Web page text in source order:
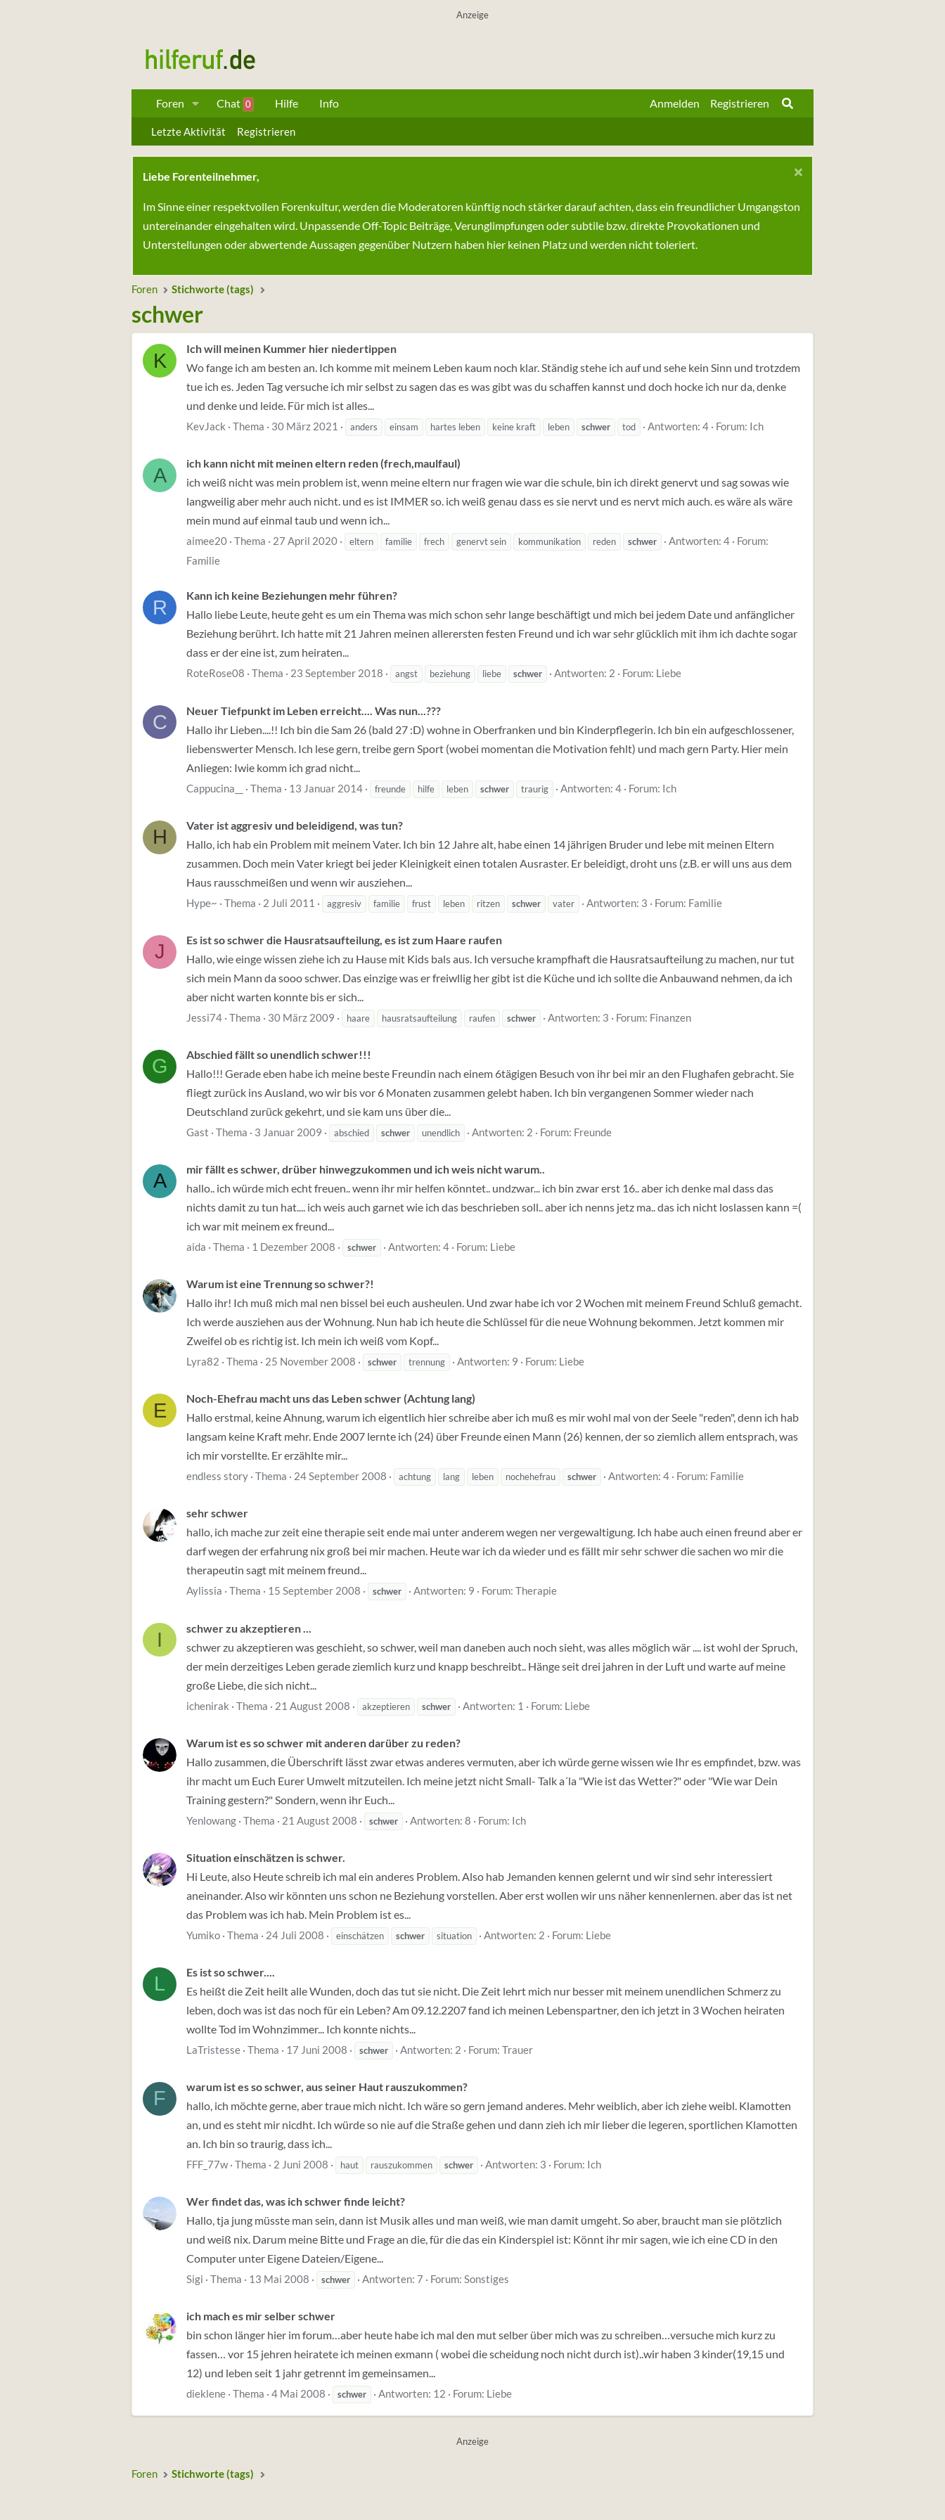
Anzeige
Foren Chat 0 Hilfe Info Anmelden Registrieren
Letzte Aktivität Registrieren
Liebe Forenteilnehmer,
Im Sinne einer respektvollen Forenkultur, werden die Moderatoren künftig noch stärker darauf achten, dass ein freundlicher Umgangston
untereinander eingehalten wird. Unpassende Off-Topic Beiträge, Verunglimpfungen oder subtile bzw. direkte Provokationen und
Unterstellungen oder abwertende Aussagen gegenüber Nutzern haben hier keinen Platz und werden nicht toleriert.
Foren Stichworte (tags)
schwer
K
Ich will meinen Kummer hier niedertippen
Wo fange ich am besten an. Ich komme mit meinem Leben kaum noch klar. Ständig stehe ich auf und sehe kein Sinn und trotzdem
tue ich es. Jeden Tag versuche ich mir selbst zu sagen das es was gibt was du schaffen kannst und doch hocke ich nur da, denke
und denke und leide. Für mich ist alles...
KevJack Thema 30 März 2021 anders einsam hartes leben keine kraft leben schwer tod Antworten: 4 Forum: Ich
A
ich kann nicht mit meinen eltern reden (frech,maulfaul)
ich weiß nicht was mein problem ist, wenn meine eltern nur fragen wie war die schule, bin ich direkt genervt und sag sowas wie
langweilig aber mehr auch nicht. und es ist IMMER so. ich weiß genau dass es sie nervt und es nervt mich auch. es wäre als wäre
mein mund auf einmal taub und wenn ich...
aimee20 Thema 27 April 2020 eltern familie frech genervt sein kommunikation reden schwer Antworten: 4
Forum:
Familie
R
Kann ich keine Beziehungen mehr führen?
Hallo liebe Leute, heute geht es um ein Thema was mich schon sehr lange beschäftigt und mich bei jedem Date und anfänglicher
Beziehung berührt. Ich hatte mit 21 Jahren meinen allerersten festen Freund und ich war sehr glücklich mit ihm ich dachte sogar
dass er der eine ist, zum heiraten...
RoteRose08 Thema 23 September 2018 angst beziehung liebe schwer Antworten: 2 Forum: Liebe
C
Neuer Tiefpunkt im Leben erreicht.... Was nun...???
Hallo ihr Lieben....!! Ich bin die Sam 26 (bald 27 :D) wohne in Oberfranken und bin Kinderpflegerin. Ich bin ein aufgeschlossener,
liebenswerter Mensch. Ich lese gern, treibe gern Sport (wobei momentan die Motivation fehlt) und mach gern Party. Hier mein
Anliegen: Iwie komm ich grad nicht...
Cappucina__ Thema 13 Januar 2014 freunde hilfe leben schwer traurig Antworten: 4 Forum: Ich
H
Vater ist aggresiv und beleidigend, was tun?
Hallo, ich hab ein Problem mit meinem Vater. Ich bin 12 Jahre alt, habe einen 14 jährigen Bruder und lebe mit meinen Eltern
zusammen. Doch mein Vater kriegt bei jeder Kleinigkeit einen totalen Ausraster. Er beleidigt, droht uns (z.B. er will uns aus dem
Haus rausschmeißen und wenn wir ausziehen...
Hype~ Thema 2 Juli 2011 aggresiv familie frust leben ritzen schwer vater Antworten: 3 Forum: Familie
J
Es ist so schwer die Hausratsaufteilung, es ist zum Haare raufen
Hallo, wie einge wissen ziehe ich zu Hause mit Kids bals aus. Ich versuche krampfhaft die Hausratsaufteilung zu machen, nur tut
sich mein Mann da sooo schwer. Das einzige was er freiwllig her gibt ist die Küche und ich sollte die Anbauwand nehmen, da ich
aber nicht warten konnte bis er sich...
Jessi74 Thema 30 März 2009 haare hausratsaufteilung raufen schwer Antworten: 3 Forum: Finanzen
G
Abschied fällt so unendlich schwer!!!
Hallo!!! Gerade eben habe ich meine beste Freundin nach einem 6tägigen Besuch von ihr bei mir an den Flughafen gebracht. Sie
fliegt zurück ins Ausland, wo wir bis vor 6 Monaten zusammen gelebt haben. Ich bin vergangenen Sommer wieder nach
Deutschland zurück gekehrt, und sie kam uns über die...
Gast Thema 3 Januar 2009 abschied schwer unendlich Antworten: 2 Forum: Freunde
A
mir fällt es schwer, drüber hinwegzukommen und ich weis nicht warum..
hallo.. ich würde mich echt freuen.. wenn ihr mir helfen könntet.. undzwar... ich bin zwar erst 16.. aber ich denke mal dass das
nichts damit zu tun hat.... ich weis auch garnet wie ich das beschrieben soll.. aber ich nenns jetz ma.. das ich nicht loslassen kann =(
ich war mit meinem ex freund...
aida Thema 1 Dezember 2008 schwer Antworten: 4 Forum: Liebe
Warum ist eine Trennung so schwer?!
Hallo ihr! Ich muß mich mal nen bissel bei euch ausheulen. Und zwar habe ich vor 2 Wochen mit meinem Freund Schluß gemacht.
Ich werde ausziehen aus der Wohnung. Nun hab ich heute die Schlüssel für die neue Wohnung bekommen. Jetzt kommen mir
Zweifel ob es richtig ist. Ich mein ich weiß vom Kopf...
Lyra82 Thema 25 November 2008 schwer trennung Antworten: 9 Forum: Liebe
E
Noch-Ehefrau macht uns das Leben schwer (Achtung lang)
Hallo erstmal, keine Ahnung, warum ich eigentlich hier schreibe aber ich muß es mir wohl mal von der Seele "reden", denn ich hab
langsam keine Kraft mehr. Ende 2007 lernte ich (24) über Freunde einen Mann (26) kennen, der so ziemlich allem entsprach, was
ich mir vorstellte. Er erzählte mir...
endless story Thema 24 September 2008 achtung lang leben nochehefrau schwer Antworten: 4 Forum: Familie
sehr schwer
hallo, ich mache zur zeit eine therapie seit ende mai unter anderem wegen ner vergewaltigung. Ich habe auch einen freund aber er
darf wegen der erfahrung nix groß bei mir machen. Heute war ich da wieder und es fällt mir sehr schwer die sachen wo mir die
therapeutin sagt mit meinem freund...
Aylissia Thema 15 September 2008 schwer Antworten: 9 Forum: Therapie
I
schwer zu akzeptieren ...
schwer zu akzeptieren was geschieht, so schwer, weil man daneben auch noch sieht, was alles möglich wär .... ist wohl der Spruch,
der mein derzeitiges Leben gerade ziemlich kurz und knapp beschreibt.. Hänge seit drei jahren in der Luft und warte auf meine
große Liebe, die sich nicht...
ichenirak Thema 21 August 2008 akzeptieren schwer Antworten: 1 Forum: Liebe
Warum ist es so schwer mit anderen darüber zu reden?
Hallo zusammen, die Überschrift lässt zwar etwas anderes vermuten, aber ich würde gerne wissen wie Ihr es empfindet, bzw. was
ihr macht um Euch Eurer Umwelt mitzuteilen. Ich meine jetzt nicht Small- Talk a´la "Wie ist das Wetter?" oder "Wie war Dein
Training gestern?" Sondern, wenn ihr Euch...
Yenlowang Thema 21 August 2008 schwer Antworten: 8 Forum: Ich
Situation einschätzen is schwer.
Hi Leute, also Heute schreib ich mal ein anderes Problem. Also hab Jemanden kennen gelernt und wir sind sehr interessiert
aneinander. Also wir könnten uns schon ne Beziehung vorstellen. Aber erst wollen wir uns näher kennenlernen. aber das ist net
das Problem was ich hab. Mein Problem ist es...
Yumiko Thema 24 Juli 2008 einschätzen schwer situation Antworten: 2 Forum: Liebe
L
Es ist so schwer....
Es heißt die Zeit heilt alle Wunden, doch das tut sie nicht. Die Zeit lehrt mich nur besser mit meinem unendlichen Schmerz zu
leben, doch was ist das noch für ein Leben? Am 09.12.2207 fand ich meinen Lebenspartner, den ich jetzt in 3 Wochen heiraten
wollte Tod im Wohnzimmer... Ich konnte nichts...
LaTristesse Thema 17 Juni 2008 schwer Antworten: 2 Forum: Trauer
F
warum ist es so schwer, aus seiner Haut rauszukommen?
hallo, ich möchte gerne, aber traue mich nicht. Ich wäre so gern jemand anderes. Mehr weiblich, aber ich ziehe weibl. Klamotten
an, und es steht mir nicdht. Ich würde so nie auf die Straße gehen und dann zieh ich mir lieber die legeren, sportlichen Klamotten
an. Ich bin so traurig, dass ich...
FFF_77w Thema 2 Juni 2008 haut rauszukommen schwer Antworten: 3 Forum: Ich
Wer findet das, was ich schwer finde leicht?
Hallo, tja jung müsste man sein, dann ist Musik alles und man weiß, wie man damit umgeht. So aber, braucht man sie plötzlich
und weiß nix. Darum meine Bitte und Frage an die, für die das ein Kinderspiel ist: Könnt ihr mir sagen, wie ich eine CD in den
Computer unter Eigene Dateien/Eigene...
Sigi Thema 13 Mai 2008 schwer Antworten: 7 Forum: Sonstiges
ich mach es mir selber schwer
bin schon länger hier im forum…aber heute habe ich mal den mut selber über mich was zu schreiben…versuche mich kurz zu
fassen… vor 15 jehren heiratete ich meinen exmann ( wobei die scheidung noch nicht durch ist)..wir haben 3 kinder(19,15 und
12) und leben seit 1 jahr getrennt im gemeinsamen...
dieklene Thema 4 Mai 2008 schwer Antworten: 12 Forum: Liebe
Anzeige
Foren Stichworte (tags)